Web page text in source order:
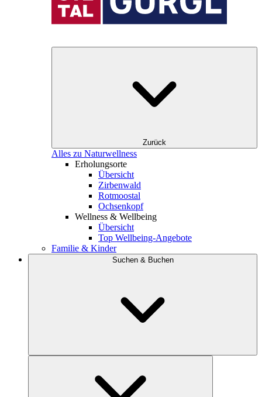
Zurück
Alles zu Naturwellness
Erholungsorte
Übersicht
Zirbenwald
Rotmoostal
Ochsenkopf
Wellness & Wellbeing
Übersicht
Top Wellbeing-Angebote
Familie & Kinder
Suchen & Buchen